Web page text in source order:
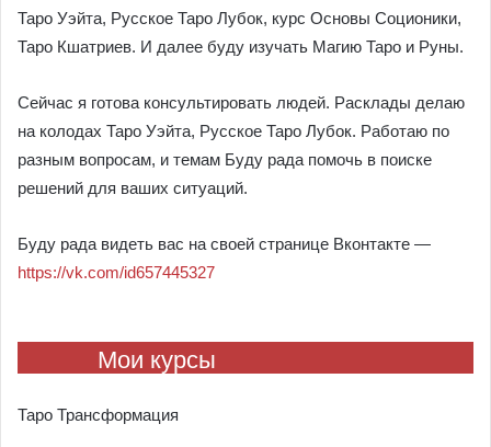
Таро Уэйта, Русское Таро Лубок, курс Основы Соционики,
Таро Кшатриев. И далее буду изучать Магию Таро и Руны.
Сейчас я готова консультировать людей. Расклады делаю
на колодах Таро Уэйта, Русское Таро Лубок. Работаю по
разным вопросам, и темам Буду рада помочь в поиске
решений для ваших ситуаций.
Буду рада видеть вас на своей странице Вконтакте —
https://vk.com/id657445327
Мои курсы
Таро Трансформация